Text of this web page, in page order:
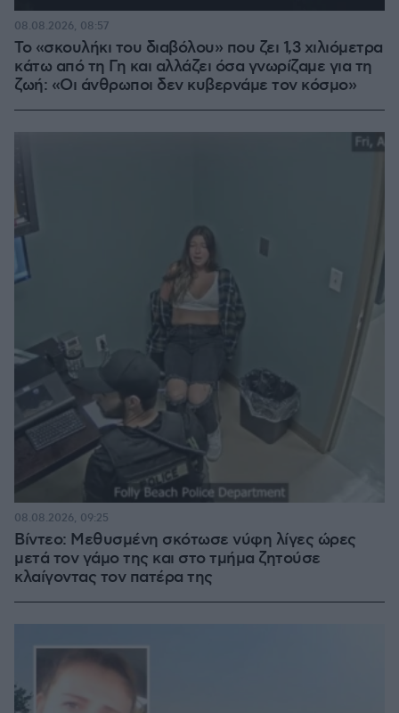
Το «σκουλήκι του διαβόλου» που ζει 1,3 χιλιόμετρα
κάτω από τη Γη και αλλάζει όσα γνωρίζαμε για τη
ζωή: «Οι άνθρωποι δεν κυβερνάμε τον κόσμο»
08.08.2026, 08:57
Βίντεο: Μεθυσμένη σκότωσε νύφη λίγες ώρες
μετά τον γάμο της και στο τμήμα ζητούσε
κλαίγοντας τον πατέρα της
08.08.2026, 09:25